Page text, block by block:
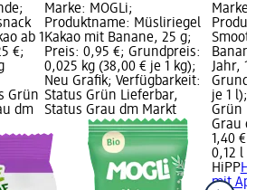
ab 1
€;
Grün
dm
Marke: MOGLi;
Produktname: Müsliriegel
Kakao mit Banane, 25 g;
Preis: 0,95 €; Grundpreis:
0,025 kg (38,00 € je 1 kg);
Neu Grafik; Verfügbarkeit:
Status Grün Lieferbar,
Status Grau dm Markt
Marke:
Banane
Jahr,
je 1 l);
Grün
Grau
1,40 €
0,12 l
HiPP
mit